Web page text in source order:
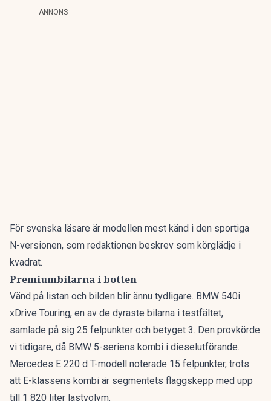
ANNONS
För svenska läsare är modellen mest känd i den sportiga
N-versionen, som redaktionen beskrev som körglädje i
kvadrat.
Premiumbilarna i botten
Vänd på listan och bilden blir ännu tydligare. BMW 540i
xDrive Touring, en av de dyraste bilarna i testfältet,
samlade på sig 25 felpunkter och betyget 3. Den provkörde
vi tidigare, då BMW 5-seriens kombi i dieselutförande.
Mercedes E 220 d T-modell noterade 15 felpunkter, trots
att E-klassens kombi är segmentets flaggskepp med upp
till 1 820 liter lastvolym.